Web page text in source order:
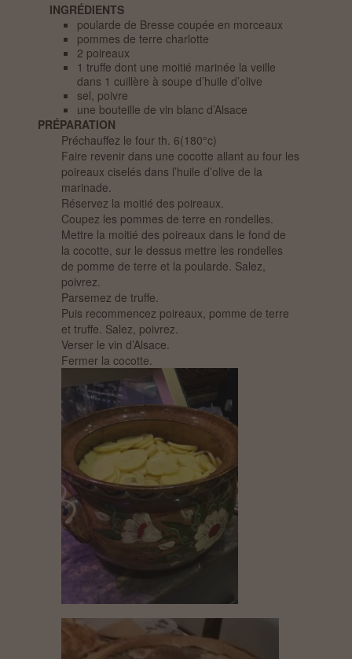
INGRÉDIENTS
poularde de Bresse coupée en morceaux
pommes de terre charlotte
2 poireaux
1 truffe dont une moitié marinée la veille
dans 1 cuillère à soupe d’huile d’olive
sel, poivre
une bouteille de vin blanc d’Alsace
PRÉPARATION
Préchauffez le four th. 6(180°c)
Faire revenir dans une cocotte allant au four les
poireaux ciselés dans l’huile d’olive de la
marinade.
Réservez la moitié des poireaux.
Coupez les pommes de terre en rondelles.
Mettre la moitié des poireaux dans le fond de
la cocotte, sur le dessus mettre les rondelles
de pomme de terre et la poularde. Salez,
poivrez.
Parsemez de truffe.
Puis recommencez poireaux, pomme de terre
et truffe. Salez, poivrez.
Verser le vin d’Alsace.
Fermer la cocotte.